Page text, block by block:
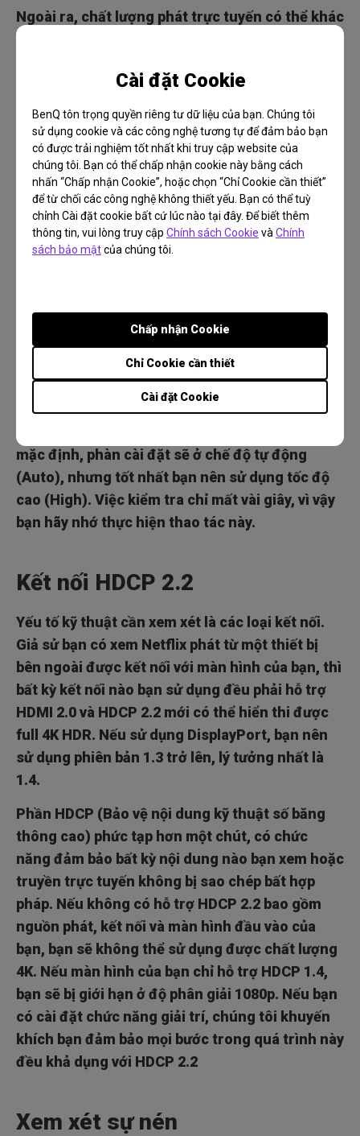
Cài đặt Cookie
BenQ tôn trọng quyền riêng tư dữ liệu của bạn. Chúng tôi
sử dụng cookie và các công nghệ tương tự để đảm bảo bạn
có được trải nghiệm tốt nhất khi truy cập website của
chúng tôi. Bạn có thể chấp nhận cookie này bằng cách
nhấn “Chấp nhận Cookie”, hoặc chọn “Chỉ Cookie cần thiết”
để từ chối các công nghệ không thiết yếu. Bạn có thể tuỳ
chỉnh Cài đặt cookie bất cứ lúc nào tại đây. Để biết thêm
thông tin, vui lòng truy cập Chính sách Cookie và Chính
sách bảo mậtcủa chúng tôi.
Cài đặt Cookie
Chỉ Cookie cần thiết
Chấp nhận Cookie
Ngoài ra, chất lượng phát trực tuyến có thể khác
trò chơi và cả hai đều được cài đặt ứng dụng
Netflix, hãy kiểm tra xem thiết bị nào mang lại
cho bạn chất lượng tốt nhất. Đừng cố phát trực
tiếp Netflix từ Chrome hoặc bất kỳ trình duyệt
nào khác ngoài Microsoft Edge. ứng dụng này
hỗ trợ phát lại 4K UHD Netflix, nhưng cách tốt
nhất vẫn là dùng một ứng dụng chuyên dụng.
Bạn chỉ cần đảm bảo rằng trong cài đặt ứng
dụng Netflix, chất lượng phát sóng được đặt
thành Hight hoặc Auto. Nếu vì lý do nào đó mà
chất lượng phát sóng hiển thị bất kỳ cài đặt nào
khác, điều đó có nghĩa là ứng dụng đang cố tiết
mặc định, phàn cài đặt sẽ ở chế độ tự động
(Auto), nhưng tốt nhất bạn nên sử dụng tốc độ
cao (High). Việc kiểm tra chỉ mất vài giây, vì vậy
bạn hãy nhớ thực hiện thao tác này.
Kết nối HDCP 2.2
Yếu tố kỹ thuật cần xem xét là các loại kết nối.
Giả sử bạn có xem Netflix phát từ một thiết bị
bên ngoài được kết nối với màn hình của bạn, thì
bất kỳ kết nối nào bạn sử dụng đều phải hỗ trợ
HDMI 2.0 và HDCP 2.2 mới có thể hiển thi được
full 4K HDR. Nếu sử dụng DisplayPort, bạn nên
sử dụng phiên bản 1.3 trở lên, lý tưởng nhất là
1.4.
Phần HDCP (Bảo vệ nội dung kỹ thuật số băng
thông cao) phức tạp hơn một chút, có chức
năng đảm bảo bất kỳ nội dung nào bạn xem hoặc
truyền trực tuyến không bị sao chép bất hợp
pháp. Nếu không có hỗ trợ HDCP 2.2 bao gồm
nguồn phát, kết nối và màn hình đầu vào của
bạn, bạn sẽ không thể sử dụng được chất lượng
4K. Nếu màn hình của bạn chỉ hỗ trợ HDCP 1.4,
bạn sẽ bị giới hạn ở độ phân giải 1080p. Nếu bạn
có cài đặt chức năng giải trí, chúng tôi khuyến
khích bạn đảm bảo mọi bước trong quá trình này
đều khả dụng với HDCP 2.2
Xem xét sự nén